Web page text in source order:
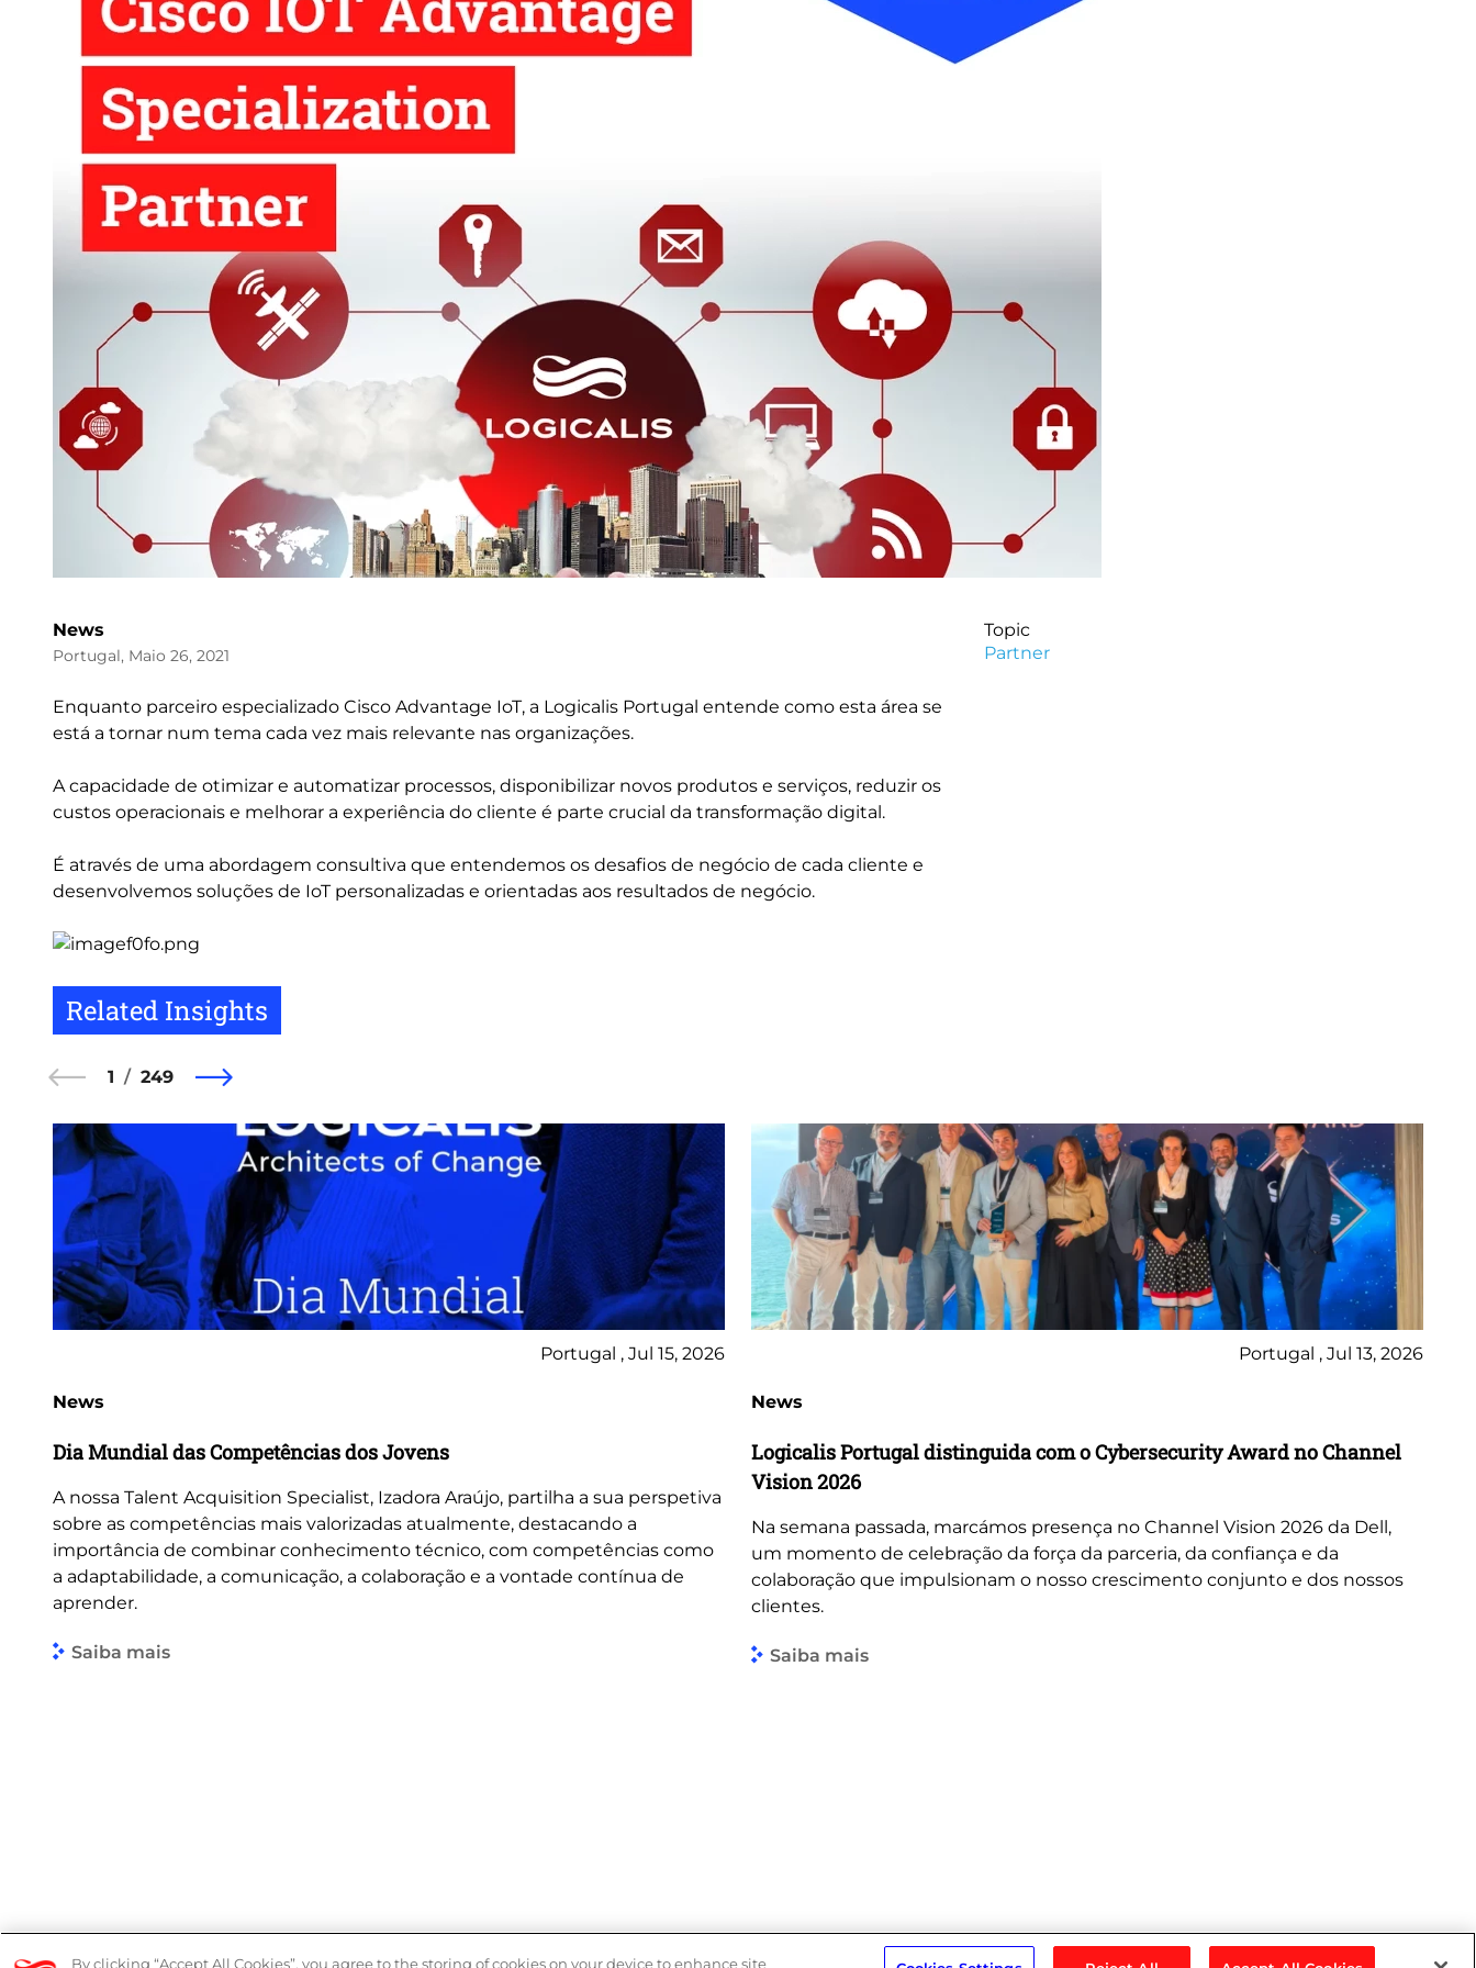
News
Portugal, Maio 26, 2021
Enquanto parceiro especializado Cisco Advantage IoT, a Logicalis Portugal entende como esta área se
está a tornar num tema cada vez mais relevante nas organizações.
A capacidade de otimizar e automatizar processos, disponibilizar novos produtos e serviços, reduzir os
custos operacionais e melhorar a experiência do cliente é parte crucial da transformação digital.
É através de uma abordagem consultiva que entendemos os desafios de negócio de cada cliente e
desenvolvemos soluções de IoT personalizadas e orientadas aos resultados de negócio.
Topic
Partner
Related Insights
1 249
Portugal , Jul 15, 2026
News
Dia Mundial das Competências dos Jovens
A nossa Talent Acquisition Specialist, Izadora Araújo, partilha a sua perspetiva
sobre as competências mais valorizadas atualmente, destacando a
importância de combinar conhecimento técnico, com competências como
a adaptabilidade, a comunicação, a colaboração e a vontade contínua de
aprender.
Saiba mais
Portugal , Jul 13, 2026
News
Logicalis Portugal distinguida com o Cybersecurity Award no Channel
Vision 2026
Na semana passada, marcámos presença no Channel Vision 2026 da Dell,
um momento de celebração da força da parceria, da confiança e da
colaboração que impulsionam o nosso crescimento conjunto e dos nossos
clientes.
Saiba mais
Política do Sistema de Gestão Integrado
By clicking “Accept All Cookies”, you agree to the storing of cookies on your device to enhance site